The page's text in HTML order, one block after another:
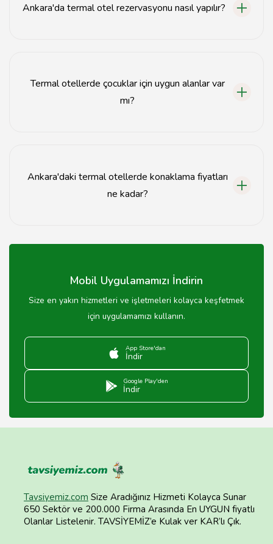
Ankara'da termal otel rezervasyonu nasıl yapılır?
Termal otellerde çocuklar için uygun alanlar var
mı?
Ankara'daki termal otellerde konaklama fiyatları
ne kadar?
hizmetlere ve sezon dönemine göre değişiklik
Mobil Uygulamamızı İndirin
Size en yakın hizmetleri ve işletmeleri kolayca keşfetmek
için uygulamamızı kullanın.
App Store'dan
İndir
Google Play'den
İndir
Tavsiyemiz.com Size Aradığınız Hizmeti Kolayca Sunar
650 Sektör ve 200.000 Firma Arasında En UYGUN fiyatlı
Olanlar Listelenir. TAVSİYEMİZ’e Kulak ver KAR’lı Çık.